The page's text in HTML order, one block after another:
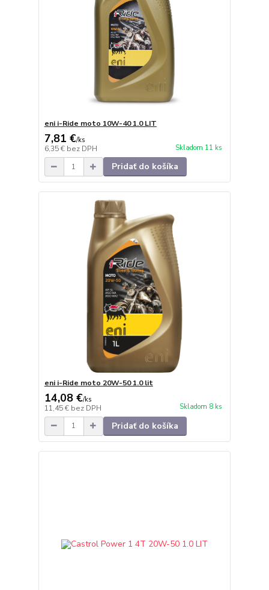
eni i-Ride moto 10W-40 1.0 LIT
7,81 €/ks
6,35 € bez DPH Skladom 11 ks
Pridať do košíka
eni i-Ride moto 20W-50 1.0 lit
14,08 €/ks
11,45 € bez DPH Skladom 8 ks
Pridať do košíka